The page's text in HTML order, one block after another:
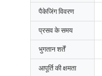
पैकेजिंग विवरण
प्रसव के समय
भुगतान शर्तें
आपूर्ति की क्षमता